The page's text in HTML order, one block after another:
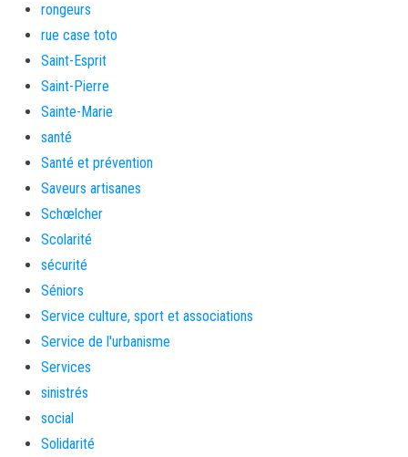
rongeurs
rue case toto
Saint-Esprit
Saint-Pierre
Sainte-Marie
santé
Santé et prévention
Saveurs artisanes
Schœlcher
Scolarité
sécurité
Séniors
Service culture, sport et associations
Service de l'urbanisme
Services
sinistrés
social
Solidarité